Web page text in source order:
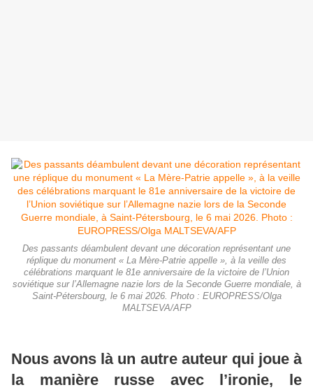
Des passants déambulent devant une décoration représentant une
réplique du monument « La Mère-Patrie appelle », à la veille des
célébrations marquant le 81e anniversaire de la victoire de l’Union
soviétique sur l’Allemagne nazie lors de la Seconde Guerre mondiale, à
Saint-Pétersbourg, le 6 mai 2026. Photo : EUROPRESS/Olga
MALTSEVA/AFP
Nous avons là un autre auteur qui joue à
la manière russe avec l’ironie, le